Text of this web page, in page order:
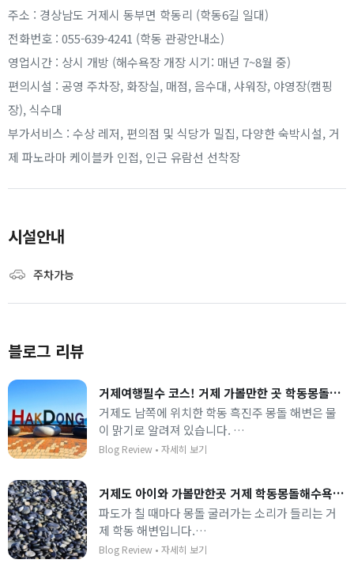
주소 : 경상남도 거제시 동부면 학동리 (학동6길 일대)
전화번호 : 055-639-4241 (학동 관광안내소)
영업시간 : 상시 개방 (해수욕장 개장 시기: 매년 7~8월 중)
편의시설 : 공영 주차장, 화장실, 매점, 음수대, 샤워장, 야영장(캠핑
장), 식수대
부가서비스 : 수상 레저, 편의점 및 식당가 밀집, 다양한 숙박시설, 거
제 파노라마 케이블카 인접, 인근 유람선 선착장
시설안내
주차가능
블로그 리뷰
거제여행필수 코스! 거제 가볼만한 곳 학동몽돌해변
거제도 남쪽에 위치한 학동 흑진주 몽돌 해변은 물
이 맑기로 알려져 있습니다.
파도가 머물다 갈 때 나는 소리를 들으며 산책하기
Blog Review • 자세히 보기
거제도 아이와 가볼만한곳 거제 학동몽돌해수욕장 주차 파라솔
파도가 칠 때마다 몽돌 굴러가는 소리가 들리는 거
제 학동 해변입니다.
검은 몽돌이 깔린 해안을 따라 걷기 좋으며 물이 아
Blog Review • 자세히 보기